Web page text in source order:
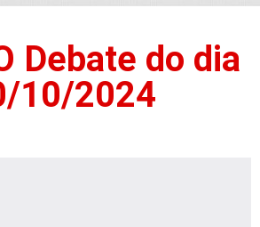
Debate do dia
10/2024